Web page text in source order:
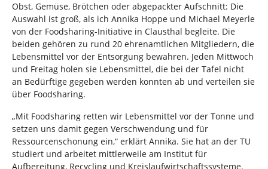
Obst, Gemüse, Brötchen oder abgepackter Aufschnitt: Die
Auswahl ist groß, als ich Annika Hoppe und Michael Meyerle
von der Foodsharing-Initiative in Clausthal begleite. Die
beiden gehören zu rund 20 ehrenamtlichen Mitgliedern, die
Lebensmittel vor der Entsorgung bewahren. Jeden Mittwoch
und Freitag holen sie Lebensmittel, die bei der Tafel nicht
an Bedürftige gegeben werden konnten ab und verteilen sie
über Foodsharing.
„Mit Foodsharing retten wir Lebensmittel vor der Tonne und
setzen uns damit gegen Verschwendung und für
Ressourcenschonung ein,“ erklärt Annika. Sie hat an der TU
studiert und arbeitet mittlerweile am Institut für
Aufbereitung, Recycling und Kreislaufwirtschaftssysteme.